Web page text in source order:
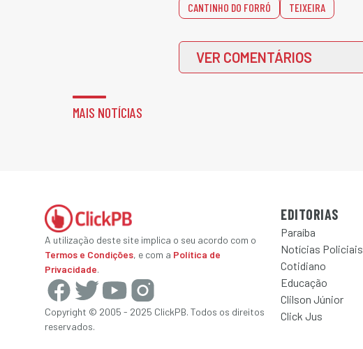
CANTINHO DO FORRÓ TEIXEIRA
VER COMENTÁRIOS
MAIS NOTÍCIAS
A utilização deste site implica o seu acordo com o
Termos e Condições, e com a Política de
Privacidade.
Copyright © 2005 - 2025 ClickPB. Todos os direitos
reservados.
EDITORIAS
Paraíba
Notícias Policiais
Cotidiano
Educação
Clilson Júnior
Click Jus